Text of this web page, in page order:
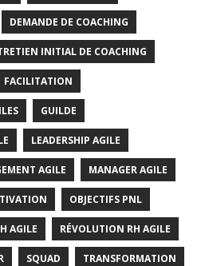
DEMANDE DE COACHING
INITIAL DE COACHING
FACILITATION
GUILDE
LEADERSHIP AGILE
AGILE MANAGER AGILE
OBJECTIFS PNL
AGILE RÉVOLUTION RH AGILE
SQUAD TRANSFORMATION